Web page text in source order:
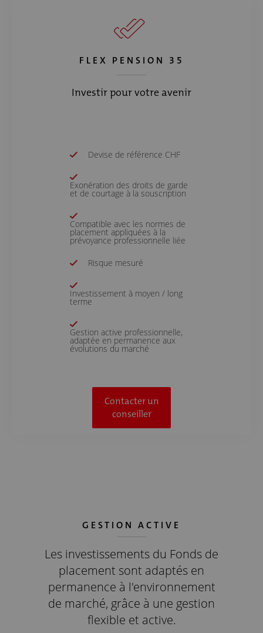
FLEX PENSION 35
Investir pour votre avenir
Devise de référence CHF
Exonération des droits de garde
et de courtage à la souscription
Compatible avec les normes de
placement appliquées à la
prévoyance professionnelle liée
Risque mesuré
Investissement à moyen / long
terme
Gestion active professionnelle,
adaptée en permanence aux
évolutions du marché
Contacter un
conseiller
GESTION ACTIVE
Les investissements du Fonds de
placement sont adaptés en
permanence à l'environnement
de marché, grâce à une gestion
flexible et active.